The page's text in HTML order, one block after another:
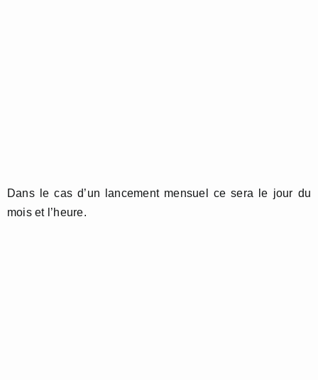
Dans le cas d’un lancement mensuel ce sera le jour du
mois et l’heure.